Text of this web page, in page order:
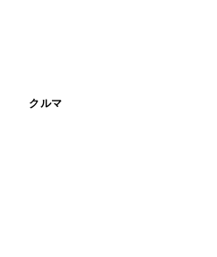
クルマ